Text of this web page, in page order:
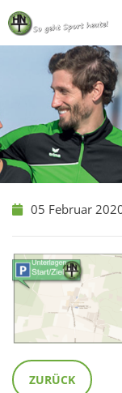
Skip
to
content
05 Februar
ZURÜCK